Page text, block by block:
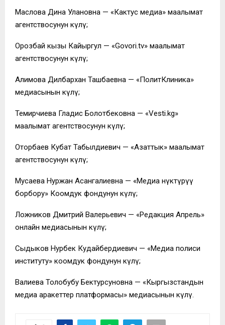
Маслова Дина Улановна — «Кактус медиа» маалымат
агентствосунун өкүлү;
Орозбай кызы Кайыргул — «Govori.tv» маалымат
агентствосунун өкүлү;
Алимова Дилбархан Ташбаевна — «ПолитКлиника»
медиасынын өкүлү;
Темирчиева Гладис Болотбековна — «Vesti.kg»
маалымат агентствосунун өкүлү;
Оторбаев Кубат Табылдиевич — «Азаттык» маалымат
агентствосунун өкүлү;
Мусаева Нуржан Асангалиевна — «Медиа өнүктүрүү
борбору» Коомдук фондунун өкүлү;
Ложников Дмитрий Валерьевич — «Редакция Апрель»
онлайн медиасынын өкүлү;
Сыдыков Нурбек Кудайбердиевич — «Медиа полиси
институту» коомдук фондунун өкүлү;
Валиева Толобубу Бектурсуновна — «Кыргызстандын
медиа аракеттер платформасы» медиасынын өкүлү.